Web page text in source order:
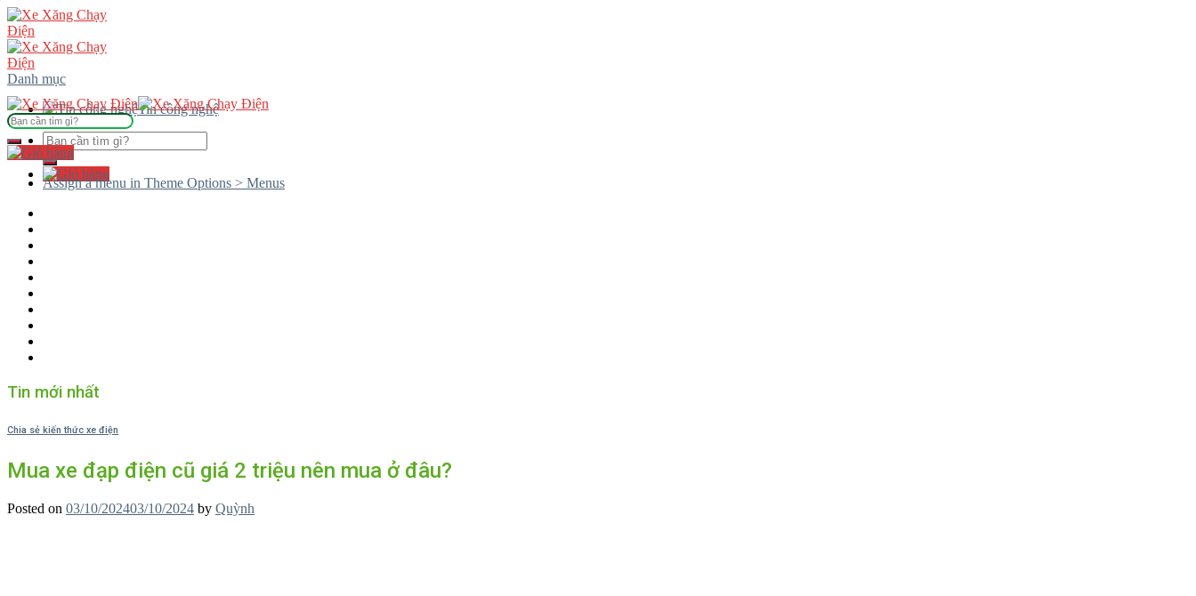
Skip
to
content
Danh mục
Tin công nghệ
Tìm
kiếm:
Tìm
Assign a menu in Theme Options > Menus
Tin mới nhất
Chia sẻ kiến thức xe điện
Mua xe đạp điện cũ giá 2 triệu nên mua ở đâu?
Posted on 03/10/202403/10/2024 by Quỳnh